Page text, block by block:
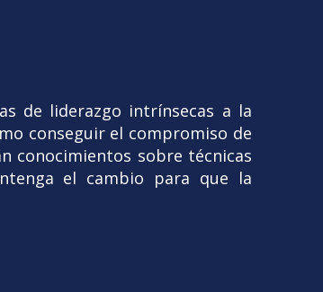
de liderazgo intrínsecas a la
conseguir el compromiso de
conocimientos sobre técnicas
el cambio para que la